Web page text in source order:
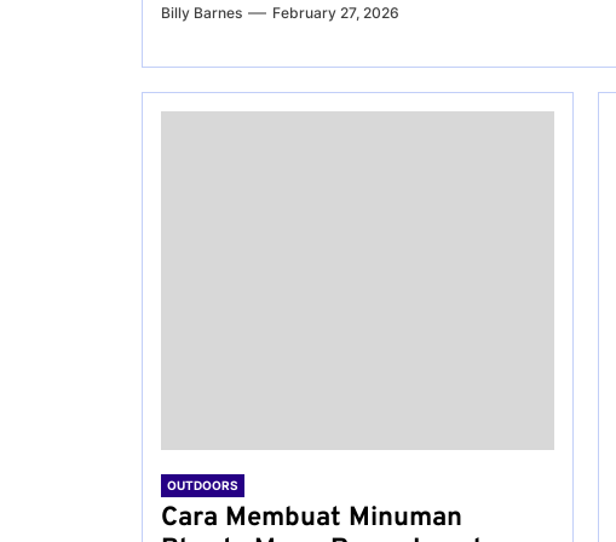
Billy Barnes February 27, 2026
OUTDOORS
Cara Membuat Minuman